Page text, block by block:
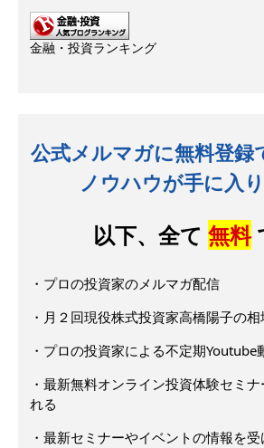
金融・投資ランキング
公式メルマガに無料登録
ノウハウが手に入
以下、全て 無料
・プロの投資家のメルマガ配信
・月２回現役株式投資家高橋陽子の
・プロの投資家による不定期Youtube
・最新無料オンライン投資体験セミ
れる
・最新セミナーやイベントの情報を受